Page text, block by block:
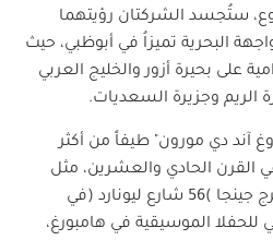
ستُجسد الشركتان رؤيتهما
البحرية تميزاُ في أبوظبي، حيث
على بحيرة أزور والخليج العربي
الريم وجزيرة السعديات.
آند دي مورون" طيفاً من أكثر
القرن الحادي والعشرين، مثل
جينجا )56 شارع ليونارد (في
للحفلا الموسيقية في هامبورغ،